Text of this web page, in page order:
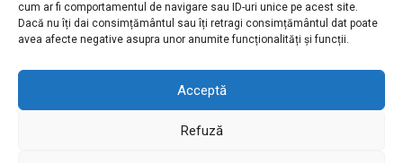
cum ar fi comportamentul de navigare sau ID-uri unice pe acest site.
Dacă nu îți dai consimțământul sau îți retragi consimțământul dat poate
avea afecte negative asupra unor anumite funcționalități și funcții.
Acceptă
Refuză